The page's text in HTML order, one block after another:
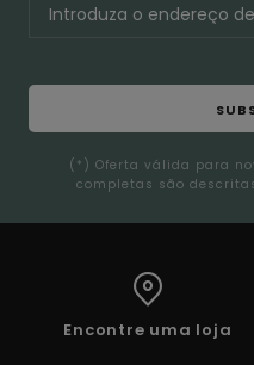
(*) Oferta válida para
completas são
Encontre uma loja